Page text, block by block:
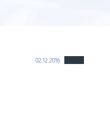
02.12.2016 Скачать